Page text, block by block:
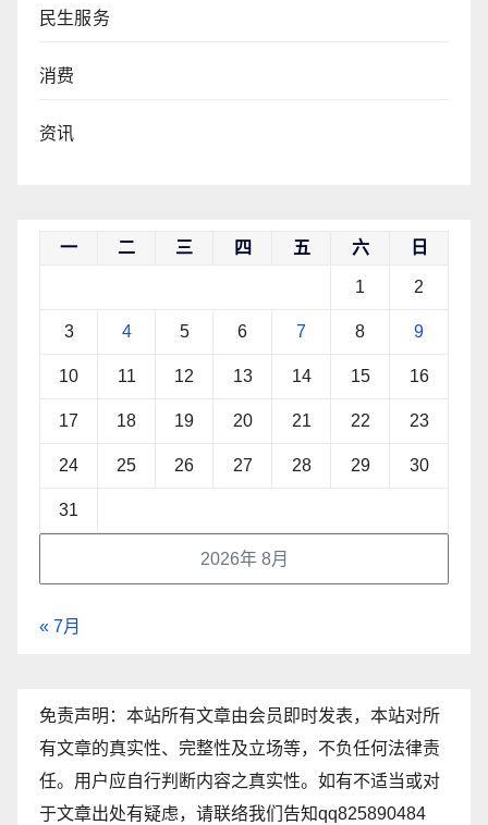
民生服务
消费
资讯
2026年 8月
一 二 三 四 五 六 日
1 2
3 4 5 6 7 8 9
10 11 12 13 14 15 16
17 18 19 20 21 22 23
24 25 26 27 28 29 30
31
« 7月
免责声明：本站所有文章由会员即时发表，本站对所
有文章的真实性、完整性及立场等，不负任何法律责
任。用户应自行判断内容之真实性。如有不适当或对
于文章出处有疑虑，请联络我们告知qq825890484